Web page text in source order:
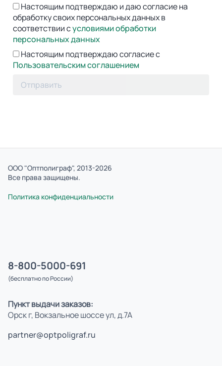
Настоящим подтверждаю и даю согласие на
обработку своих персональных данных в
соответствии сусловиями обработки
персональных данных
Настоящим подтверждаю согласие с
Пользовательским соглашением
Отправить
ООО "Оптполиграф", 2013-2026
Все права защищены.
Политика конфиденциальности
8-800-5000-691
(бесплатно по России)
Пункт выдачи заказов:
Орск г, Вокзальное шоссе ул, д.7А
partner@optpoligraf.ru